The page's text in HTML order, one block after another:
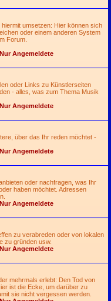
umsetzen: Hier können sich
oder einem anderen System
Forum.
Nur Angemeldete
oder Links zu Künstlerseiten
- alles, was zum Thema Musik
Nur Angemeldete
über das Ihr reden möchtet -
Nur Angemeldete
oder nachfragen, was Ihr
haben möchtet. Adressen
Nur Angemeldete
zu verabreden oder von lokalen
zu gründen usw.
Nur Angemeldete
mehrmals erlebt: Den Tod von
ist die Ecke, um darüber zu
sie nicht vergessen werden.